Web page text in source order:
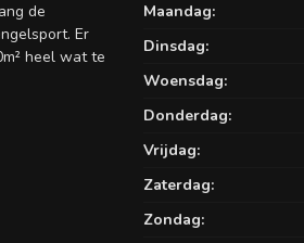
de
Er
heel wat te
Maandag:
Dinsdag:
Woensdag:
Donderdag:
Vrijdag:
Zaterdag:
Zondag: